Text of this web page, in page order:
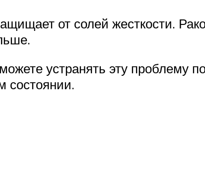
от солей жесткости.
устранять эту проблему
состоянии.